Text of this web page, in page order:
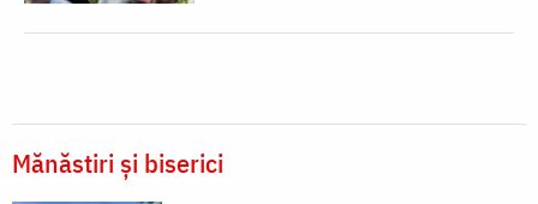
Mănăstiri și biserici